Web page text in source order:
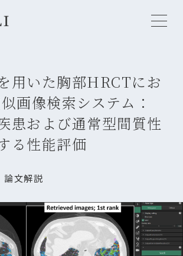
用いた胸部HRCTにお
画像検索システム：
患および通常型間質性
る性能評価
論文解説